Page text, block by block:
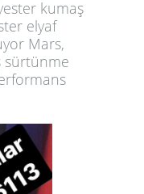
kumaş
elyaf
Mars,
sürtünme